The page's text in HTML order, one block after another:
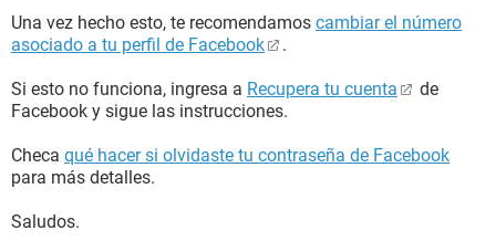
Una vez hecho esto, te recomendamos cambiar el número
asociado a tu perfil de Facebook
.
Si esto no funciona, ingresa a Recupera tu cuenta
de
Facebook y sigue las instrucciones.
Checa qué hacer si olvidaste tu contraseña de Facebook
para más detalles.
Saludos.